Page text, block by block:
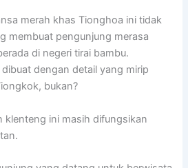
merah khas Tionghoa ini tidak
membuat pengunjung merasa
di negeri tirai bambu.
dengan detail yang mirip
bukan?
klenteng ini masih difungsikan